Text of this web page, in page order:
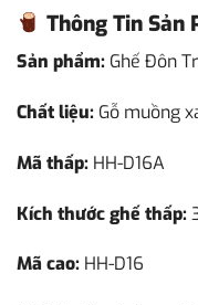
Thông Tin Sản
Sản phẩm: Ghế Đôn
Chất liệu: Gỗ muồng
Mã thấp: HH-D16A
Kích thước ghế thấp:
Mã cao: HH-D16